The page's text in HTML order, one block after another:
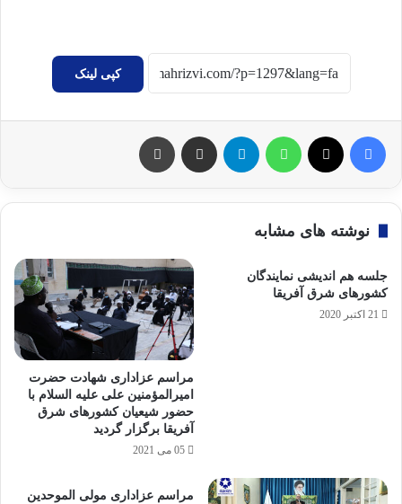
کپی لینک
نوشته های مشابه
جلسه هم اندیشی نمایندگان
کشورهای شرق آفریقا
21 اکتبر 2020
مراسم عزاداری شهادت حضرت
امیرالمؤمنین علی علیه السلام با
حضور شیعیان کشورهای شرق
آفریقا برگزار گردید
05 می 2021
مراسم عزاداری مولی الموحدین